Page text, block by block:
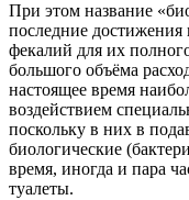
При этом название
последние
фекалий для их
большого объёма
настоящее время
воздействием
поскольку в них в
биологические
время, иногда и пара
туалеты.